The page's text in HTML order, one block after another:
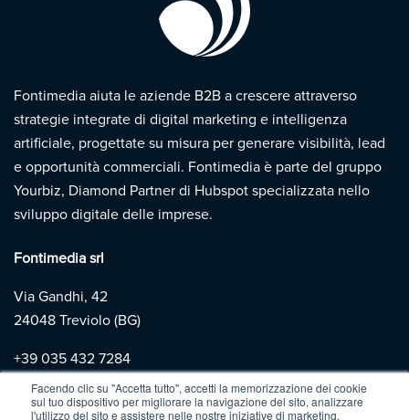
Facendo clic su "Accetta tutto", accetti la memorizzazione dei cookie
sul tuo dispositivo per migliorare la navigazione del sito, analizzare
l'utilizzo del sito e assistere nelle nostre iniziative di marketing.
Fontimedia aiuta le aziende B2B a crescere attraverso
strategie integrate di digital marketing e intelligenza
artificiale, progettate su misura per generare visibilità, lead
e opportunità commerciali. Fontimedia è parte del gruppo
Yourbiz, Diamond Partner di Hubspot specializzata nello
sviluppo digitale delle imprese.
Fontimedia srl
Via Gandhi, 42
24048 Treviolo (BG)
+39 035 432 7284
Copyright 2026 | Fontimedia |P.IVA: 03997730167 |